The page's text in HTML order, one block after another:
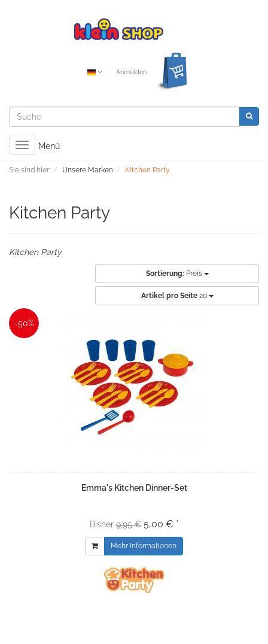
Anmelden
Toggle
navigation
Menü
Sie sind hier: Unsere Marken Kitchen Party
Kitchen Party
Kitchen Party
Sortierung: Preis
Artikel pro Seite 20
Emma's Kitchen Dinner-Set
Bisher9,95 € 5,00 € *
Mehr Informationen
-50%